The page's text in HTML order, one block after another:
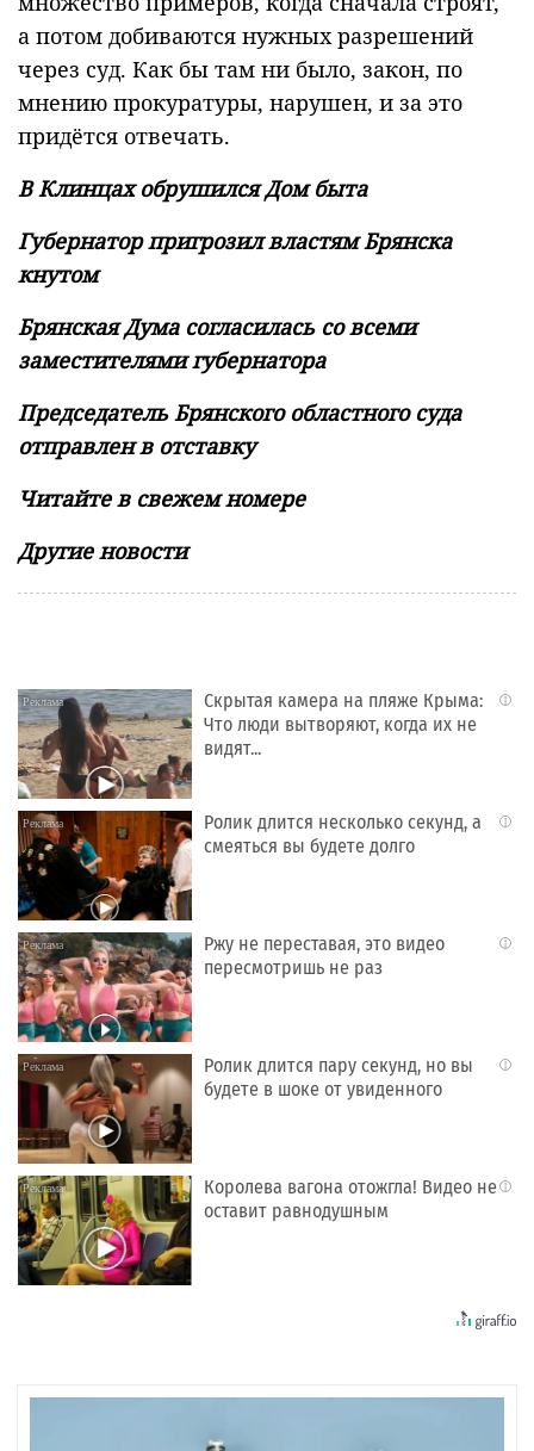
а потом добиваются нужных разрешений
через суд. Как бы там ни было, закон, по
мнению прокуратуры, нарушен, и за это
придётся отвечать.
В Клинцах обрушился Дом быта
Губернатор пригрозил властям Брянска
кнутом
Брянская Дума согласилась со всеми
заместителями губернатора
Председатель Брянского областного суда
отправлен в отставку
Читайте в свежем номере
Другие новости
i
Скрытая камера на пляже Крыма:
Что люди вытворяют, когда их не
видят...
i
Ролик длится несколько секунд, а
смеяться вы будете долго
i
Ржу не переставая, это видео
пересмотришь не раз
i
Ролик длится пару секунд, но вы
будете в шоке от увиденного
i
Королева вагона отожгла! Видео не
оставит равнодушным